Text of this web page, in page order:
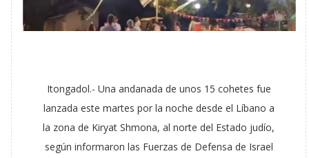
Itongadol.- Una andanada de unos 15 cohetes fue
lanzada este martes por la noche desde el Líbano a
la zona de Kiryat Shmona, al norte del Estado judío,
según informaron las Fuerzas de Defensa de Israel